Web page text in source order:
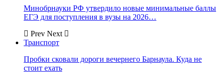
Минобрнауки РФ утвердило новые минимальные баллы
ЕГЭ для поступления в вузы на 2026…
Prev Next
Транспорт
Пробки сковали дороги вечернего Барнаула. Куда не
стоит ехать